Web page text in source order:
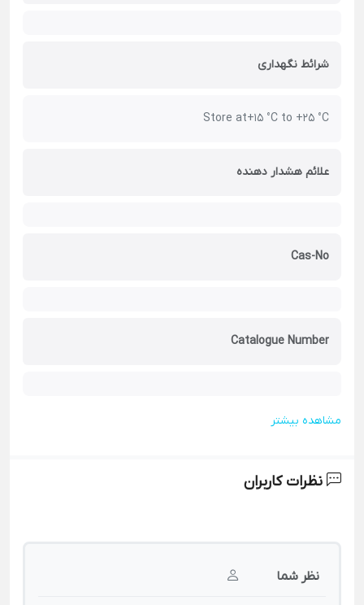
شرائط نگهداری
Store at+15 °C to +25 °C
علائم هشدار دهنده
Cas-No
Catalogue Number
مشاهده بیشتر
نظرات کاربران
نظر شما